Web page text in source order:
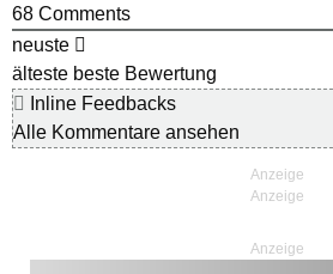
68 Comments
neuste
älteste beste Bewertung
Inline Feedbacks
Alle Kommentare ansehen
Anzeige